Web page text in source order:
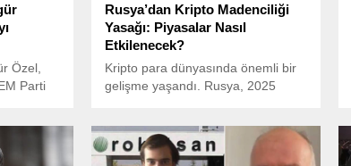
Özel,
Parti
kişinin
Rusya’dan Kripto Madenciliği
Yasağı: Piyasalar Nasıl
Etkilenecek?
Kripto para dünyasında önemli bir
gelişme yaşandı. Rusya, 2025
yasaklama kararı aldı. Bu kararın
gerekçesi, enerji tüketimindeki